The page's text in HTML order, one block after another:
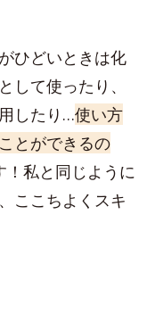
ひどいときは化
して使ったり、
したり…使い方
とができるの
私と同じように
ここちよくスキ